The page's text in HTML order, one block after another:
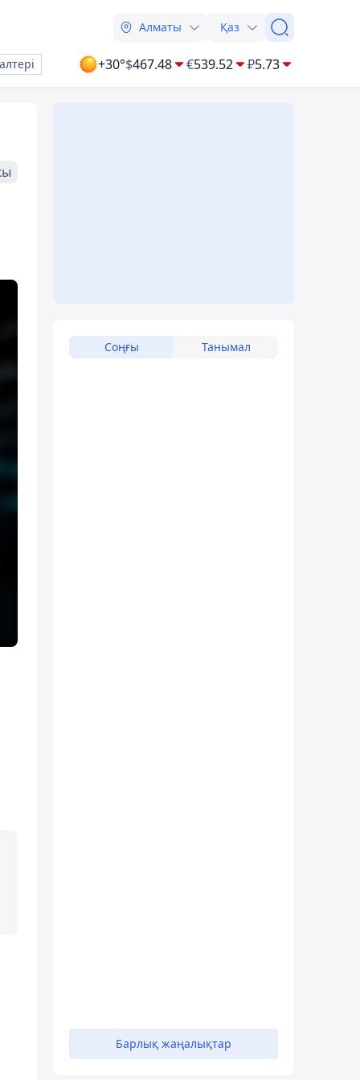
Алматы Қаз
+30°$467.48 €539.52 ₽5.73
Соңғы Танымал
Барлық жаңалықтар